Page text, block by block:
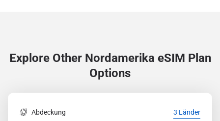
Explore Other Nordamerika eSIM Plan
Options
Abdeckung 3 Länder